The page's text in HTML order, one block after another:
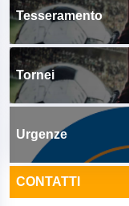
Tesseramento
Tornei
Urgenze
CONTATTI